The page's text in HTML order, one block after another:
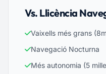
Vs. Llicència
Vaixells més grans
Navegació Nocturna
Més autonomia (5